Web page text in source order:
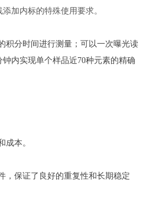
加内标的特殊使用要求。
积分时间进行测量；可以一次曝光读
内实现单个样品近70种元素的精确
本。
，保证了良好的重复性和长期稳定